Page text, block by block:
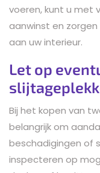
voeren, kunt u met
aanwinst en
aan uw interieur.
Let op
Bij het kopen van
belangrijk om
beschadigingen of
inspecteren op